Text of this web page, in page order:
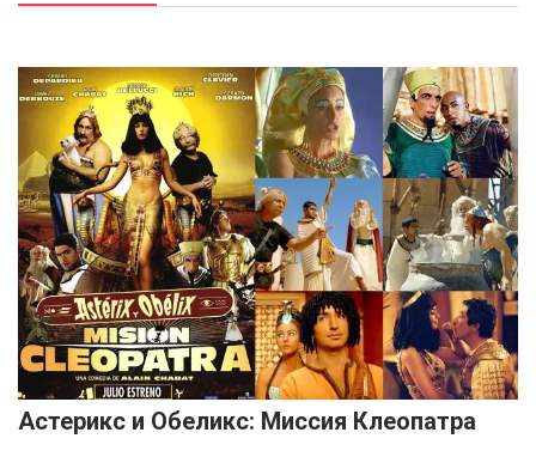
Астерикс и Обеликс: Миссия Клеопатра